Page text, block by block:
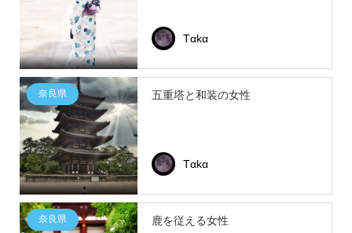
Tαkα
奈良県 五重塔と和装の女性
Tαkα
奈良県 鹿を従える女性